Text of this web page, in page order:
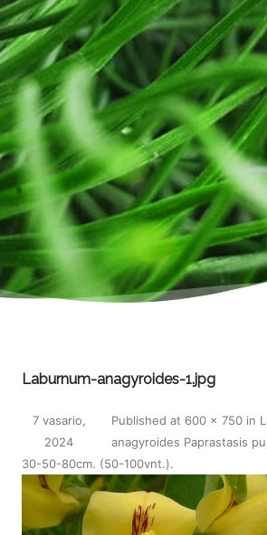
Laburnum-anagyroides-1.jpg
Published
7 vasario,
2024
at 600 × 750 in
anagyroides Paprastasis
30-50-80cm. (50-100vnt.).